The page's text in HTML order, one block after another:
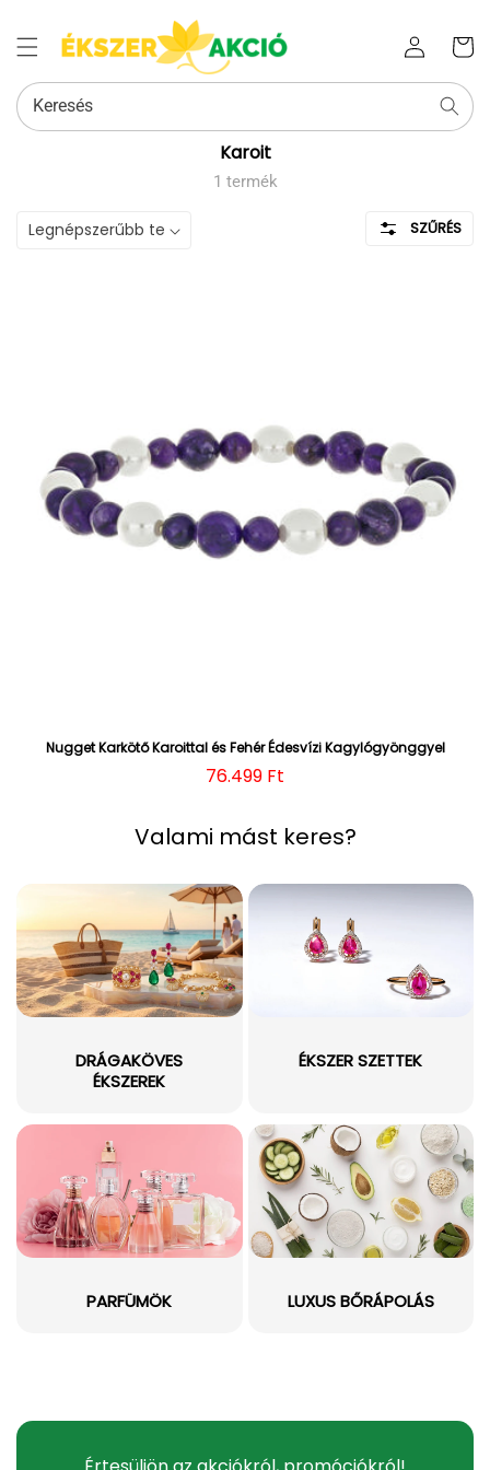
Bejelentkezés
kosara
Keresés
Kollekció:
Karoit
1 termék
SZŰRÉS
Nugget Karkötő Karoittal és Fehér Édesvízi Kagylógyönggyel
Normál ár
76.499 Ft
Valami mást keres?
DRÁGAKÖVES
ÉKSZEREK
ÉKSZER SZETTEK
PARFÜMÖK LUXUS BŐRÁPOLÁS